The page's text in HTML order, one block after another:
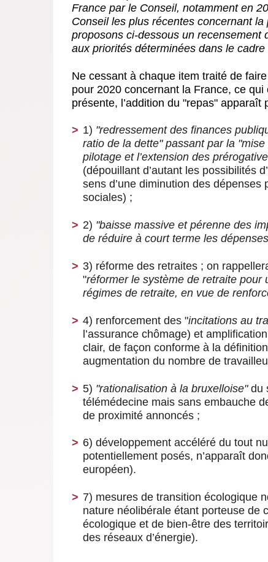
France par le Conseil, notamment en
Conseil les plus récentes concernant
proposons ci-dessous un recensement
aux priorités déterminées dans le
Ne cessant à chaque item traité de
pour 2020 concernant la France, ce
présente, l’addition du "repas" apparaît
1) "redressement des finances
ratio de la dette" passant par la
pilotage et l’extension des
(dépouillant d’autant les possibilités
sens d’une diminution des
sociales) ;
2) "baisse massive et pérenne des
de réduire à court terme les
3) réforme des retraites ; on
"réformer le système de retraite
régimes de retraite, en vue de
4) renforcement des "incitations au
l’assurance chômage) et
clair, de façon conforme à la
augmentation du nombre de
5) "rationalisation à la bruxelloise"du
télémédecine mais sans embauche
de proximité annoncés ;
6) développement accéléré du tout
potentiellement posés, n’apparaît
européen).
7) mesures de transition écologique
nature néolibérale étant porteuse
écologique et de bien-être des
des réseaux d’énergie).